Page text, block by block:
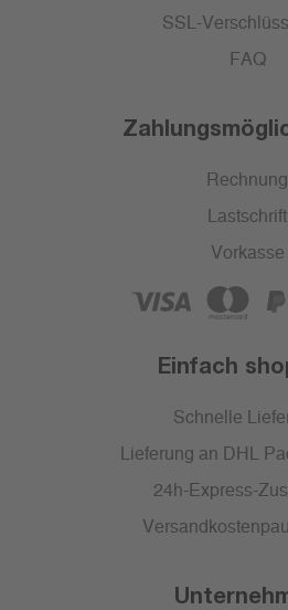
SSL-
FAQ
Rechnung
Lastschrift
Vorkasse
Einfach
Schnelle
Lieferung an DHL
24h-Express-